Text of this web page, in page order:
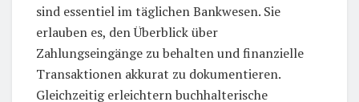
sind essentiel im täglichen Bankwesen. Sie
erlauben es, den Überblick über
Zahlungseingänge zu behalten und finanzielle
Transaktionen akkurat zu dokumentieren.
Gleichzeitig erleichtern buchhalterische